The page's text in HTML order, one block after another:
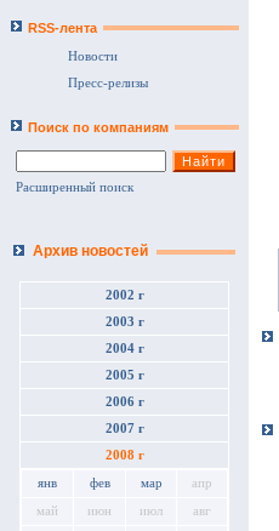
RSS-лента
Новости
Пресс-релизы
Поиск по компаниям
Расширенный поиск
Архив новостей
2002 г
2003 г
2004 г
2005 г
2006 г
2007 г
2008 г
янв фев мар апр
май июн июл авг